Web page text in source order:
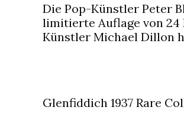
Die Pop-Künstler Peter
limitierte Auflage von 24
Künstler Michael Dillon
Glenfiddich 1937 Rare